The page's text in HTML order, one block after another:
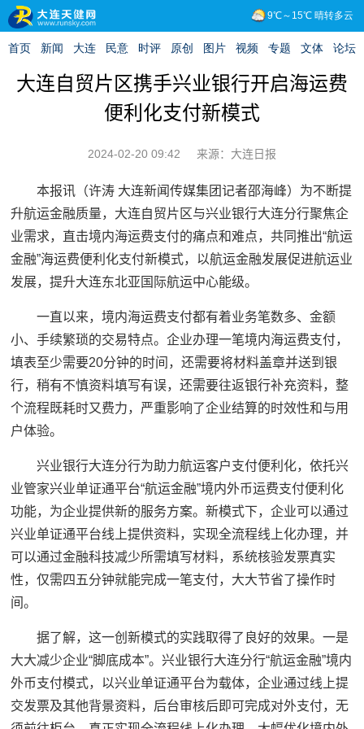
大连自贸片区携手兴业银行开启海运费
便利化支付新模式
2024-02-20 09:42 来源：大连日报
本报讯（许涛 大连新闻传媒集团记者邵海峰）为不断提
升航运金融质量，大连自贸片区与兴业银行大连分行聚焦企
业需求，直击境内海运费支付的痛点和难点，共同推出“航运
金融”海运费便利化支付新模式，以航运金融发展促进航运业
发展，提升大连东北亚国际航运中心能级。
一直以来，境内海运费支付都有着业务笔数多、金额
小、手续繁琐的交易特点。企业办理一笔境内海运费支付，
填表至少需要20分钟的时间，还需要将材料盖章并送到银
行，稍有不慎资料填写有误，还需要往返银行补充资料，整
个流程既耗时又费力，严重影响了企业结算的时效性和与用
户体验。
兴业银行大连分行为助力航运客户支付便利化，依托兴
业管家兴业单证通平台“航运金融”境内外币运费支付便利化
功能，为企业提供新的服务方案。新模式下，企业可以通过
兴业单证通平台线上提供资料，实现全流程线上化办理，并
可以通过金融科技减少所需填写材料，系统核验发票真实
性，仅需四五分钟就能完成一笔支付，大大节省了操作时
间。
据了解，这一创新模式的实践取得了良好的效果。一是
大大减少企业“脚底成本”。兴业银行大连分行“航运金融”境内
外币支付模式，以兴业单证通平台为载体，企业通过线上提
交发票及其他背景资料，后台审核后即可完成对外支付，无